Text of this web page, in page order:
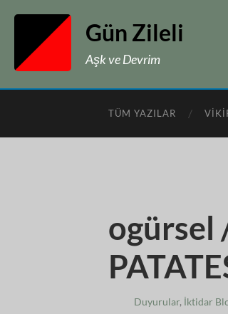
Gün Zileli
Aşk ve Devrim
TÜM YAZILAR
ogürsel
Duyurular, İktidar